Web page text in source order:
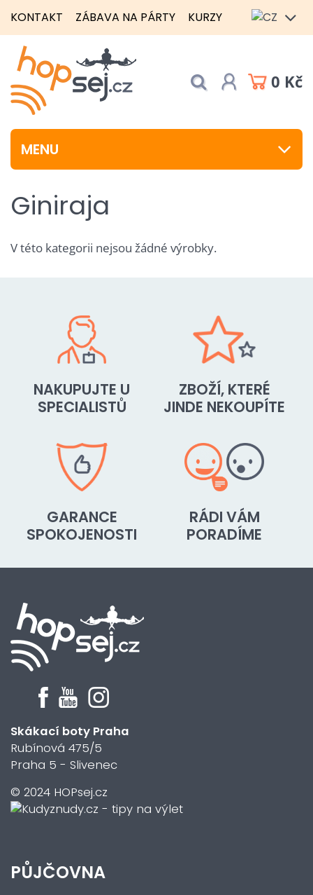
KONTAKT ZÁBAVA NA PÁRTY KURZY
0 Kč
MENU
Giniraja
V této kategorii nejsou žádné výrobky.
NAKUPUJTE U
SPECIALISTŮ
ZBOŽÍ, KTERÉ
JINDE NEKOUPÍTE
GARANCE
SPOKOJENOSTI
RÁDI VÁM
PORADÍME
Skákací boty Praha
Rubínová 475/5
Praha 5 - Slivenec
© 2024 HOPsej.cz
PŮJČOVNA